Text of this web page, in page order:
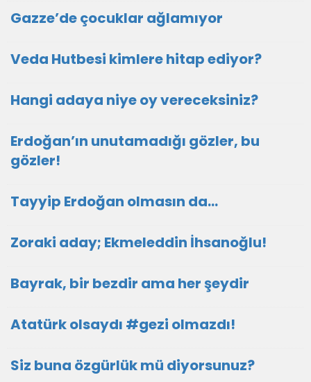
Gazze’de çocuklar ağlamıyor
Veda Hutbesi kimlere hitap ediyor?
Hangi adaya niye oy vereceksiniz?
Erdoğan’ın unutamadığı gözler, bu
gözler!
Tayyip Erdoğan olmasın da…
Zoraki aday; Ekmeleddin İhsanoğlu!
Bayrak, bir bezdir ama her şeydir
Atatürk olsaydı #gezi olmazdı!
Siz buna özgürlük mü diyorsunuz?